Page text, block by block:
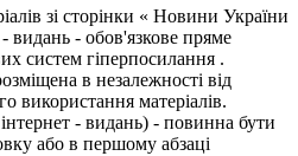
зі сторінки « Новини України
- видань - обов'язкове пряме
систем гіперпосилання .
в незалежності від
використання матеріалів.
- видань) - повинна бути
або в першому абзаці